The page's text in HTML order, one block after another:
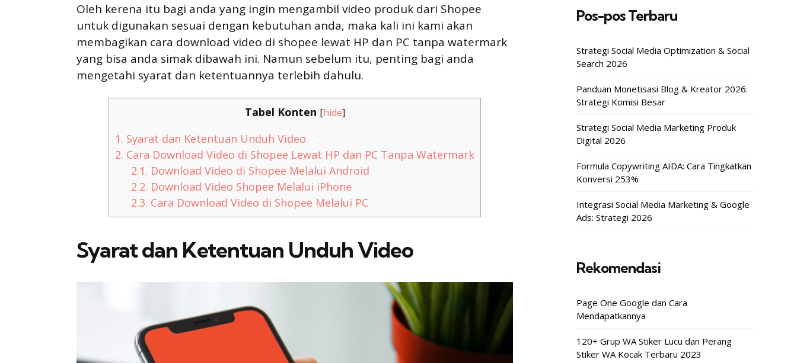
Oleh kerena itu bagi anda yang ingin mengambil video produk dari Shopee
untuk digunakan sesuai dengan kebutuhan anda, maka kali ini kami akan
membagikan cara download video di shopee lewat HP dan PC tanpa watermark
yang bisa anda simak dibawah ini. Namun sebelum itu, penting bagi anda
mengetahi syarat dan ketentuannya terlebih dahulu.
Tabel Konten [hide]
1. Syarat dan Ketentuan Unduh Video
2. Cara Download Video di Shopee Lewat HP dan PC Tanpa Watermark
2.1. Download Video di Shopee Melalui Android
2.2. Download Video Shopee Melalui iPhone
2.3. Cara Download Video di Shopee Melalui PC
Syarat dan Ketentuan Unduh Video
Pos-pos Terbaru
Strategi Social Media Optimization & Social
Search 2026
Panduan Monetisasi Blog & Kreator 2026:
Strategi Komisi Besar
Strategi Social Media Marketing Produk
Digital 2026
Formula Copywriting AIDA: Cara Tingkatkan
Konversi 253%
Integrasi Social Media Marketing & Google
Ads: Strategi 2026
Rekomendasi
Page One Google dan Cara
Mendapatkannya
120+ Grup WA Stiker Lucu dan Perang
Stiker WA Kocak Terbaru 2023